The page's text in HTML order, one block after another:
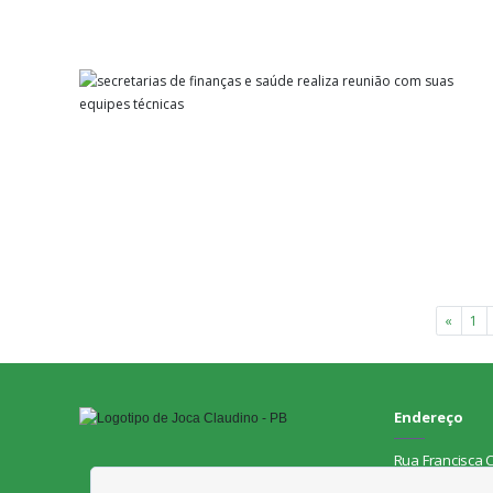
« 1
Endereço
Rua Francisca